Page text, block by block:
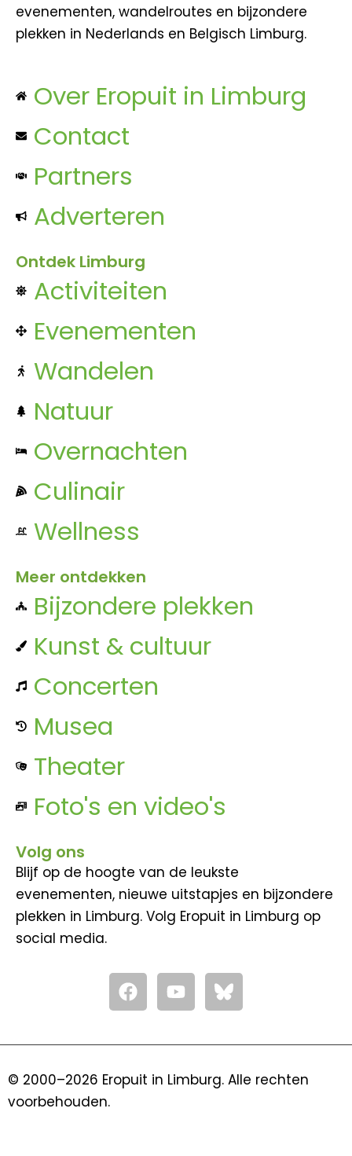
evenementen, wandelroutes en bijzondere
plekken in Nederlands en Belgisch Limburg.
Over Eropuit in Limburg
Contact
Partners
Adverteren
Ontdek Limburg
Activiteiten
Evenementen
Wandelen
Natuur
Overnachten
Culinair
Wellness
Meer ontdekken
Bijzondere plekken
Kunst & cultuur
Concerten
Musea
Theater
Foto's en video's
Volg ons
Blijf op de hoogte van de leukste
evenementen, nieuwe uitstapjes en bijzondere
plekken in Limburg. Volg Eropuit in Limburg op
social media.
F
a
c
o
Y
o
u
b
© 2000–2026 Eropuit in Limburg. Alle rechten
voorbehouden.